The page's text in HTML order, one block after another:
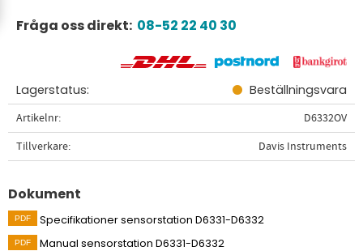
Fråga oss direkt: 08-52 22 40 30
Lagerstatus Beställningsvara
Artikelnr
D6332OV
Tillverkare
Davis Instruments
Dokument
Specifikationer sensorstation D6331-D6332
Manual sensorstation D6331-D6332